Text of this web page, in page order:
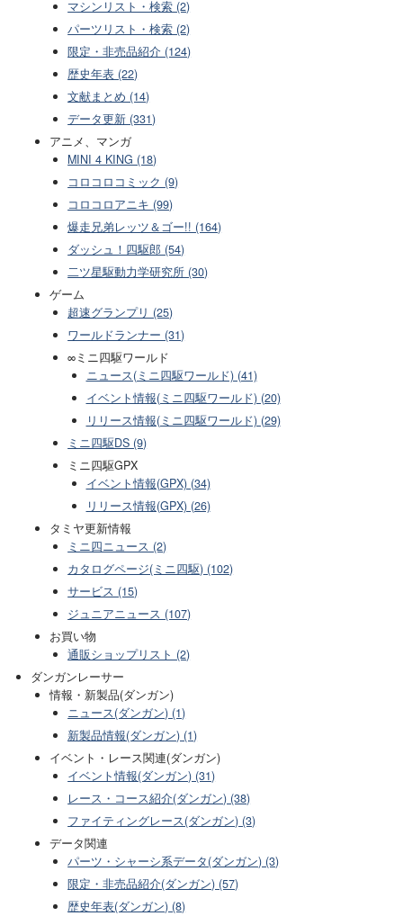
マシンリスト・検索 (2)
パーツリスト・検索 (2)
限定・非売品紹介 (124)
歴史年表 (22)
文献まとめ (14)
データ更新 (331)
アニメ、マンガ
MINI 4 KING (18)
コロコロコミック (9)
コロコロアニキ (99)
爆走兄弟レッツ＆ゴー!! (164)
ダッシュ！四駆郎 (54)
二ツ星駆動力学研究所 (30)
ゲーム
超速グランプリ (25)
ワールドランナー (31)
∞ミニ四駆ワールド
ニュース(ミニ四駆ワールド) (41)
イベント情報(ミニ四駆ワールド) (20)
リリース情報(ミニ四駆ワールド) (29)
ミニ四駆DS (9)
ミニ四駆GPX
イベント情報(GPX) (34)
リリース情報(GPX) (26)
タミヤ更新情報
ミニ四ニュース (2)
カタログページ(ミニ四駆) (102)
サービス (15)
ジュニアニュース (107)
お買い物
通販ショップリスト (2)
ダンガンレーサー
情報・新製品(ダンガン)
ニュース(ダンガン) (1)
新製品情報(ダンガン) (1)
イベント・レース関連(ダンガン)
イベント情報(ダンガン) (31)
レース・コース紹介(ダンガン) (38)
ファイティングレース(ダンガン) (3)
データ関連
パーツ・シャーシ系データ(ダンガン) (3)
限定・非売品紹介(ダンガン) (57)
歴史年表(ダンガン) (8)